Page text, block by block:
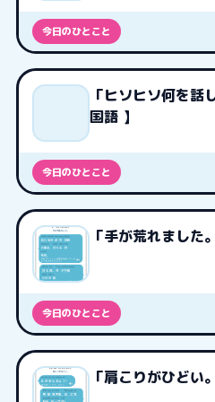
今日のひとこと
「ヒソヒソ何を話
国語 】
今日のひとこと
「手が荒れました
今日のひとこと
「肩こりがひどい